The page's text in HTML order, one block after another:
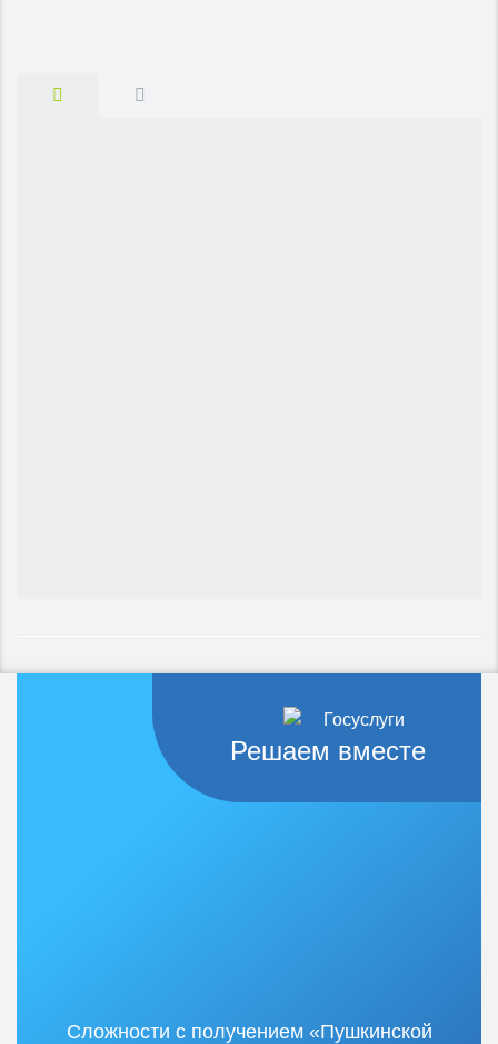
Решаем вместе
Сложности с получением «Пушкинской